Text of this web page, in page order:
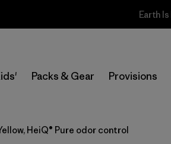
Packs & Gear Provisions
Selecciona una tienda
Filtrar por
Price
HeiQ® Pure odor control